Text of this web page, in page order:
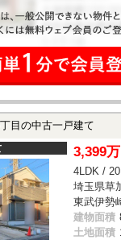
目の中古一戸建て
3,399
4LDK /
埼玉県草
東武伊勢
建物面積
土地面積